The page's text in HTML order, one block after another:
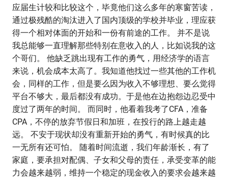
应届生计较和比较这个，毕竟他们这么多年的寒窗苦读，
通过极残酷的淘汰进入了国内顶级的学校并毕业，理应获
得一个相对体面的开始和一份有前途的工作。 并不是说
我总能够一直理解那些特别在意收入的人，比如说我的这
个哥们。 他缺乏跳出现有工作的勇气，用经济学的语言
来说，机会成本太高了。我知道他找过一些其他的工作机
会，同样的工作，但是要么因为收入不够理想、要么觉得
平台不够大，最后都没有成功。于是他在边抱怨边忍受中
度过了两年的时间。 而同时，他看着我考了CFA，准备
CPA，不停的放弃节假日和加班，在投行的路上越走越
远。 不安于现状却没有重新开始的勇气，有时候真的比
一无所有还可怕。 随着时间流逝，我们年龄渐长，有了
家庭，要承担对配偶、子女和父母的责任，承受变革的能
力会越来越弱，维持一个稳定的现金收入的要求会越来越